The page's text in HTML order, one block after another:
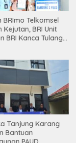
Telkomsel
Kejutan, BRI Unit
BRI Kanca Tulang
Tanjung Karang
Bantuan